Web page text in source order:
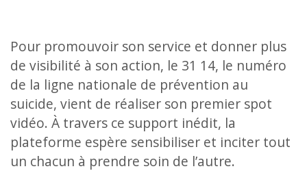
Pour promouvoir son service et donner plus
de visibilité à son action, le 31 14, le numéro
de la ligne nationale de prévention au
suicide, vient de réaliser son premier spot
vidéo. À travers ce support inédit, la
plateforme espère sensibiliser et inciter tout
un chacun à prendre soin de l’autre.